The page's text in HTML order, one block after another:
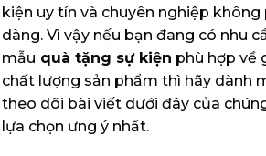
kiện uy tín và chuyên nghiệp không
dàng. Vì vậy nếu bạn đang có nhu
mẫu quà tặng sự kiện phù hợp về
chất lượng sản phẩm thì hãy dành
theo dõi bài viết dưới đây của
lựa chọn ưng ý nhất.